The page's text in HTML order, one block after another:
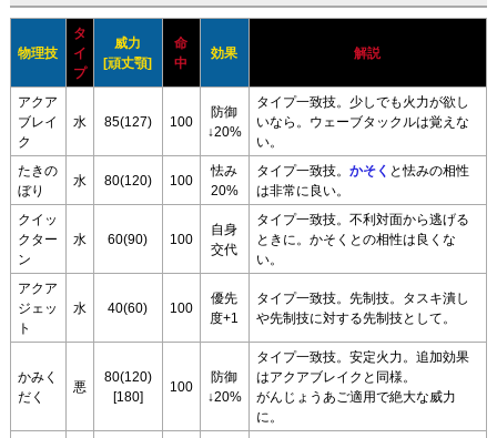
物理技
タ
イ
プ
威力
[頑丈顎]
命
中
効果 解説
アクア
ブレイ
ク
水 85(127) 100
防御
↓20%
タイプ一致技。少しでも火力が欲し
いなら。ウェーブタックルは覚えな
い。
たきの
ぼり
水 80(120) 100
怯み
20%
タイプ一致技。 かそく と怯みの相性
は非常に良い。
クイッ
クター
ン
水 60(90) 100
自身
交代
タイプ一致技。不利対面から逃げる
ときに。かそくとの相性は良くな
い。
アクア
ジェッ
ト
水 40(60) 100
優先
度+1
タイプ一致技。先制技。タスキ潰し
や先制技に対する先制技として。
かみく
だく
悪
80(120)
[180]
100
防御
↓20%
タイプ一致技。安定火力。追加効果
はアクアブレイクと同様。
がんじょうあご適用で絶大な威力
に。